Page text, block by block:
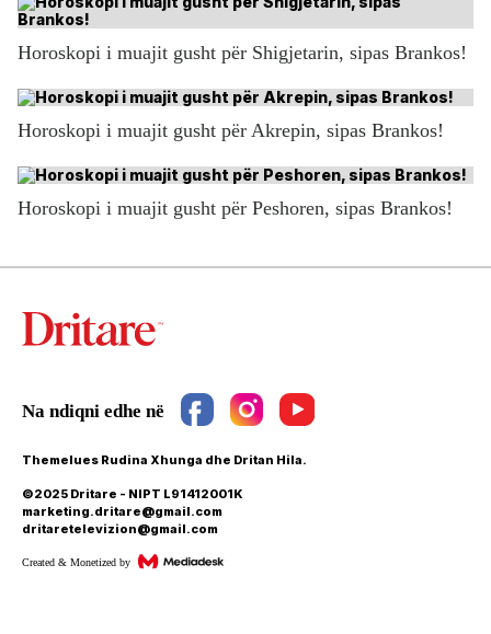
Horoskopi i muajit gusht për Shigjetarin, sipas Brankos!
Horoskopi i muajit gusht për Akrepin, sipas Brankos!
Horoskopi i muajit gusht për Peshoren, sipas Brankos!
Themelues Rudina Xhunga dhe Dritan Hila.
©2025 Dritare - NIPT L91412001K
marketing.dritare@gmail.com
dritaretelevizion@gmail.com
Created & Monetized by